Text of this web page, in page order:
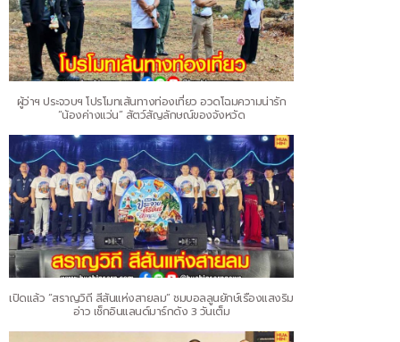
ผู้ว่าฯ ประจวบฯ โปรโมทเส้นทางท่องเที่ยว อวดโฉมความน่ารัก
“น้องค่างแว่น” สัตว์สัญลักษณ์ของจังหวัด
เปิดแล้ว “สราญวิถี สีสันแห่งสายลม” ชมบอลลูนยักษ์เรืองแสงริม
อ่าว เช็กอินแลนด์มาร์กดัง 3 วันเต็ม